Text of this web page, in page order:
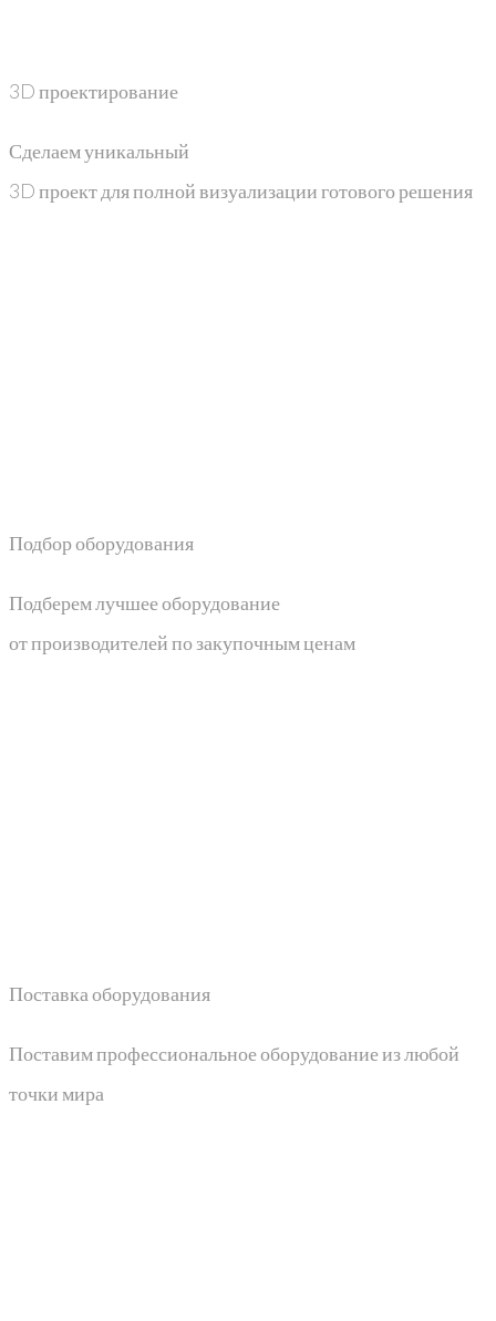
3D проектирование
Сделаем уникальный
3D проект для полной визуализации готового решения
Подбор оборудования
Подберем лучшее оборудование
от производителей по закупочным ценам
Поставка оборудования
Поставим профессиональное оборудование из любой
точки мира